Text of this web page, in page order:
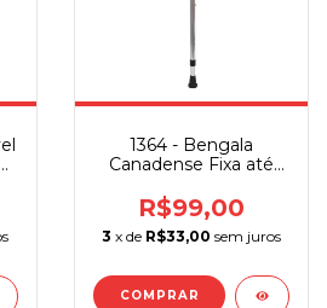
1364 - Bengala
Canadense Fixa até
Sequencial Unidade
R$99,00
3 x de R$33,00 sem juros
COMPRAR